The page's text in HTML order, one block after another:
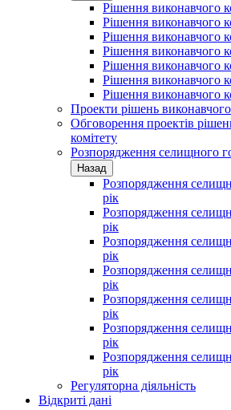
Рішення виконавчого
Рішення виконавчого
Рішення виконавчого
Рішення виконавчого
Рішення виконавчого
Рішення виконавчого
Рішення виконавчого
Проекти рішень виконавчого
Обговорення проектів
комітету
Розпорядження селищного
Назад
Розпорядження
рік
Розпорядження
рік
Розпорядження
рік
Розпорядження
рік
Розпорядження
рік
Розпорядження
рік
Розпорядження
рік
Регуляторна діяльність
Відкриті дані